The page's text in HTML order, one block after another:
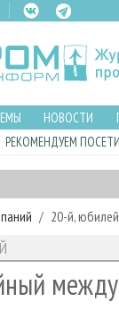
НОВОСТИ
РЕКОМЕНДУЕМ
20-й,